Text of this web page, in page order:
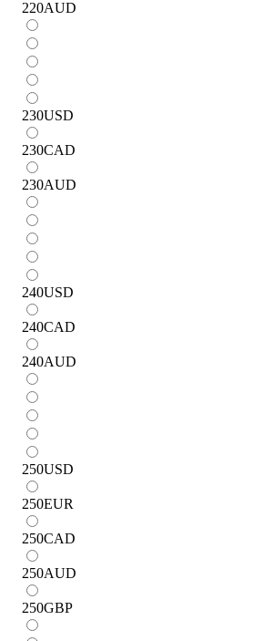
220AUD
230USD
230CAD
230AUD
240USD
240CAD
240AUD
250USD
250EUR
250CAD
250AUD
250GBP